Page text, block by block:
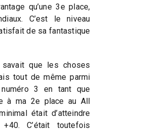
qu’une 3e place,
C’est le niveau
de sa fantastique
savait que les choses
tout de même parmi
3 en tant que
à ma 2e place au All
était d’atteindre
C’était toutefois